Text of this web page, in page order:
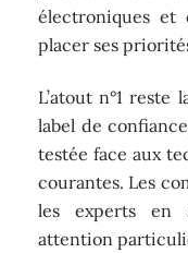
électroniques et
placer ses
L’atout n°1 reste
label de
testée face aux
courantes. Les
les experts en
attention